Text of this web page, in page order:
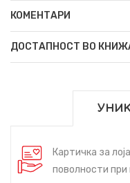
КОМЕНТАРИ
ДОСТАПНОСТ ВО
Картичка за
поволности при